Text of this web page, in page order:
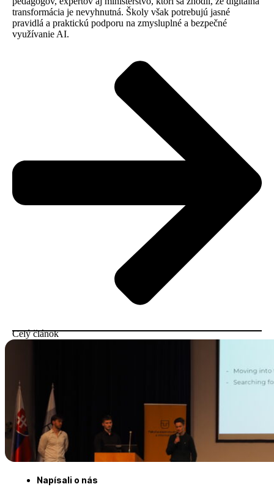
transformácia je nevyhnutná. Školy však potrebujú jasné
pravidlá a praktickú podporu na zmysluplné a bezpečné
využívanie AI.
Celý článok
Napísali o nás